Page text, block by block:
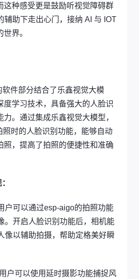
这种感受更是鼓励听视觉障碍群
辅助下走出心门，接纳 AI 与 IOT
界。
软件部分结合了乐鑫视觉大模
度学习技术，具备强大的人脸识
力。通过集成乐鑫视觉大模型，
照时的人脸识别功能，能够自动
照，提高了拍照的便捷性和准确
户可以通过esp-aigo的拍照功能
。开启人脸识别功能后，相机能
像以辅助拍摄，帮助定格美好瞬
用户可以使用延时摄影功能捕捉风